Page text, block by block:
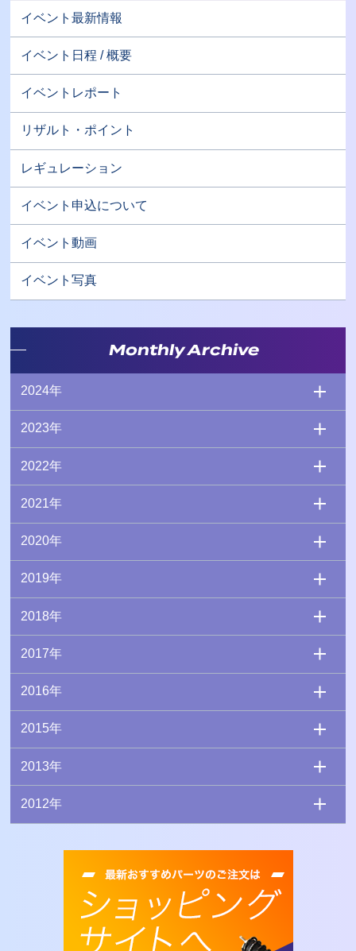
イベント最新情報
イベント日程 / 概要
イベントレポート
リザルト・ポイント
レギュレーション
イベント申込について
イベント動画
イベント写真
Monthly Archive
2024年
2023年
2022年
2021年
2020年
2019年
2018年
2017年
2016年
2015年
2013年
2012年